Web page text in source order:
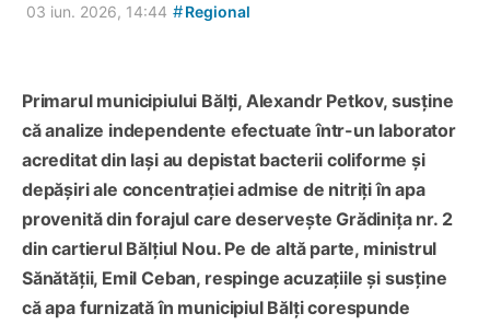
03 iun. 2026, 14:44 #Regional
Primarul municipiului Bălți, Alexandr Petkov, susține
că analize independente efectuate într-un laborator
acreditat din Iași au depistat bacterii coliforme și
depășiri ale concentrației admise de nitriți în apa
provenită din forajul care deservește Grădinița nr. 2
din cartierul Bălțiul Nou. Pe de altă parte, ministrul
Sănătății, Emil Ceban, respinge acuzațiile și susține
că apa furnizată în municipiul Bălți corespunde